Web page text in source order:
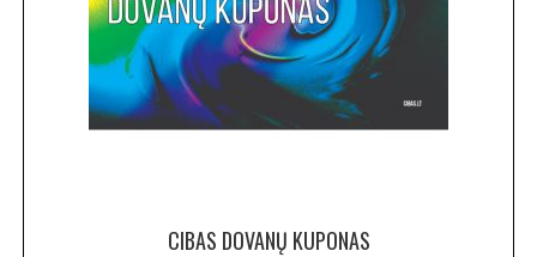
CIBAS DOVANŲ KUPONAS